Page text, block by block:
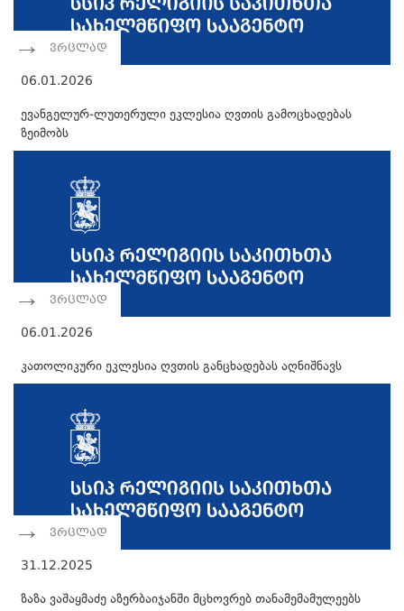
ვრცლად
06.01.2026
ევანგელურ-ლუთერული ეკლესია ღვთის გამოცხადებას
ზეიმობს
ვრცლად
06.01.2026
კათოლიკური ეკლესია ღვთის განცხადებას აღნიშნავს
ვრცლად
31.12.2025
ზაზა ვაშაყმაძე აზერბაიჯანში მცხოვრებ თანამემამულეებს